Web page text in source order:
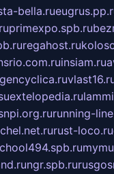
bella.ru
primexpo.spb.ru
regahost.ru
insiam.ru
extelopedia.ru
running-
chel.net.rurust-loco.ru
ngr.spb.ru